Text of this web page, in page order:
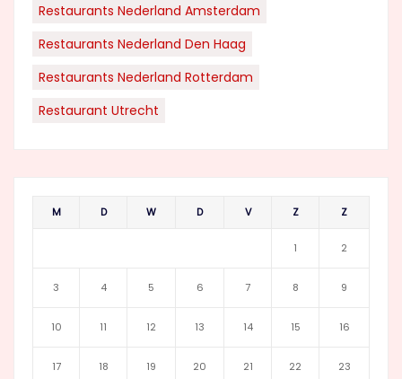
Restaurants Nederland Amsterdam
Restaurants Nederland Den Haag
Restaurants Nederland Rotterdam
Restaurant Utrecht
M D W D V Z Z
1 2
3 4 5 6 7 8 9
10 11 12 13 14 15 16
17 18 19 20 21 22 23